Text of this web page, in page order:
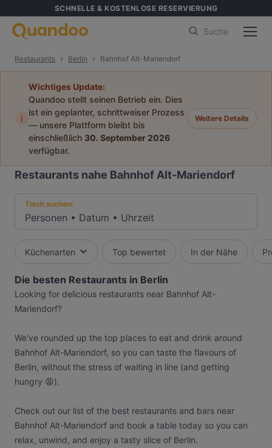
SCHNELLE & KOSTENLOSE RESERVIERUNG
Suche
Restaurants Berlin Bahnhof Alt-Mariendorf
i
Wichtiges Update:
Quandoo stellt seinen Betrieb ein. Dies
ist ein geplanter, schrittweiser Prozess
— unsere Plattform bleibt bis
einschließlich 30. September 2026
verfügbar.
Weitere Details
Restaurants nahe Bahnhof Alt-Mariendorf
Tisch suchen:
Personen • Datum • Uhrzeit
Küchenarten Top bewertet In der Nähe
Die besten Restaurants in Berlin
Looking for delicious restaurants near Bahnhof Alt-
Mariendorf?
We've rounded up the top places to eat and drink around
Bahnhof Alt-Mariendorf, so you can taste the flavours of
Berlin, without the stress of waiting in line (and getting
hungry 😩).
Check out our list of the best restaurants and bars near
Bahnhof Alt-Mariendorf and book a table today so you can
relax, unwind, and enjoy a tasty slice of Berlin.